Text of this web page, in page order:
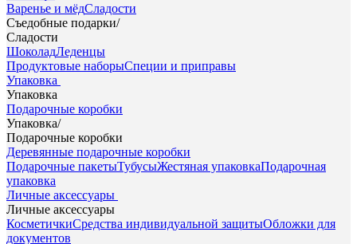
Варенье и мёдСладости
Съедобные подарки/
Сладости
ШоколадЛеденцы
Продуктовые наборыСпеции и приправы
Упаковка
Упаковка
Подарочные коробки
Упаковка/
Подарочные коробки
Деревянные подарочные коробки
Подарочные пакетыТубусыЖестяная упаковкаПодарочная
упаковка
Личные аксессуары
Личные аксессуары
КосметичкиСредства индивидуальной защитыОбложки для
документов